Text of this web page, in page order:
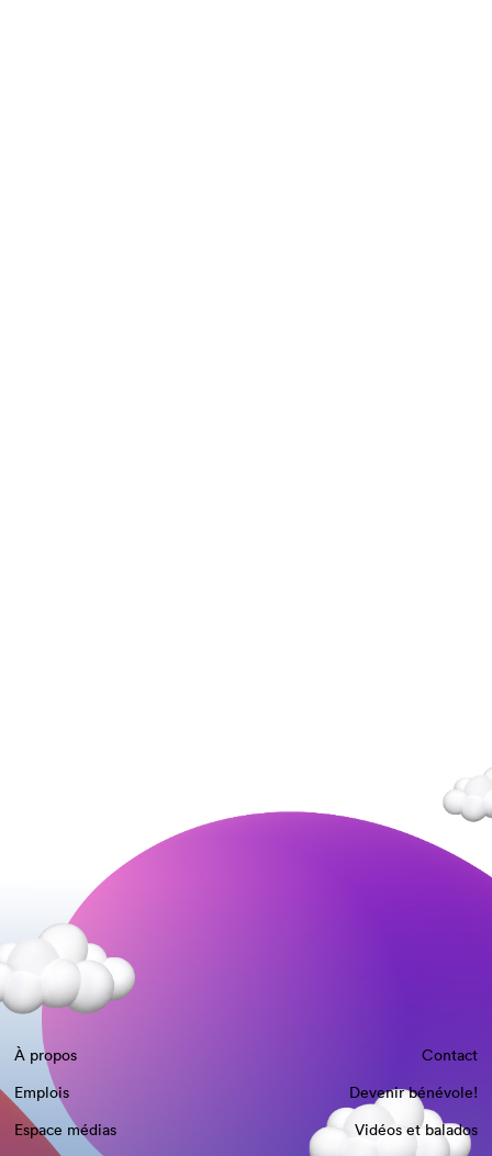
À propos
Contact
Emplois
Devenir bénévole!
Espace médias
Vidéos et balados